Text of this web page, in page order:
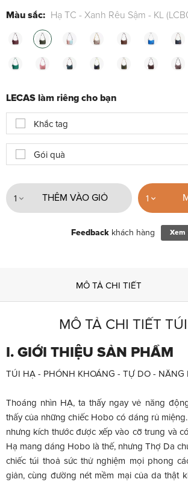
Màu sắc: Hạ TC - Xanh Rêu Sậm - KL
LECAS làm riêng cho bạn
Khắc tag
Gói quà
THÊM VÀO GIỎ
1 1
Feedback khách hàng Xem
MÔ TẢ CHI TIẾT
MÔ TẢ CHI TIẾT
I. GIỚI THIỆU SẢN PHẨM
TÚI HẠ - PHÓNH KHOÁNG - TỰ DO - NĂNG
Thoáng nhìn HẠ, ta thấy ngay vẻ năng
thấy của những chiếc Hobo có dáng rủ
nhưng kích thước được xếp vào cỡ trung và
Hạ mang dáng Hobo là thế, nhưng Thợ Da
chiếc túi thoả sức thử nghiệm mọi phong
giản, cùng đường nét mềm mại của da thật